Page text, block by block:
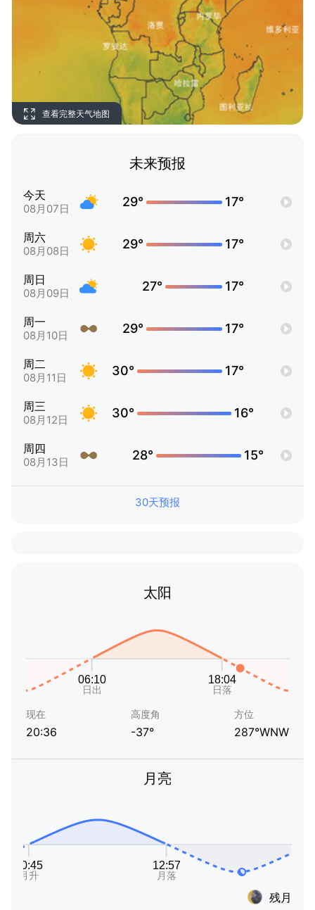
查看完整天气地图
未来预报
今天
08月07日 29° 17°
周六
08月08日 29° 17°
周日
08月09日 27° 17°
周一
08月10日 29° 17°
周二
08月11日 30° 17°
周三
08月12日 30° 16°
周四
08月13日 28° 15°
30天预报
太阳
现在
20:36
高度角
-37°
方位
287°WNW
月亮
残月